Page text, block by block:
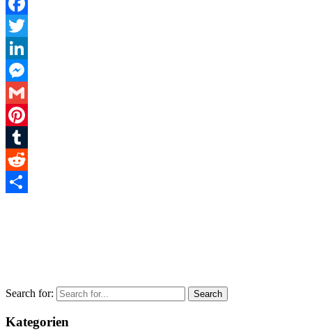
Facebook
Twitter
LinkedIn
Messenger
Gmail
Pinterest
Tumblr
Reddit
Search for:
Kategorien